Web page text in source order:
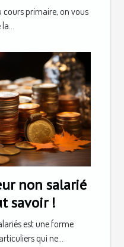
cours primaire, on vous
non salarié
savoir !
est une forme
qui ne...